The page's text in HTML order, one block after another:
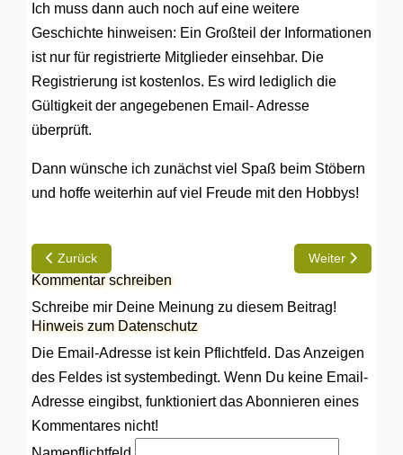
Ich muss dann auch noch auf eine weitere
Geschichte hinweisen: Ein Großteil der Informationen
ist nur für registrierte Mitglieder einsehbar. Die
Registrierung ist kostenlos. Es wird lediglich die
Gültigkeit der angegebenen Email- Adresse
überprüft.
Dann wünsche ich zunächst viel Spaß beim Stöbern
und hoffe weiterhin auf viel Freude mit den Hobbys!
Vorheriger Beitrag: Webseite mit neuem Design und
Zurück Nächster
Weiter
Kommentar schreiben
Schreibe mir Deine Meinung zu diesem Beitrag!
Hinweis zum Datenschutz
Die Email-Adresse ist kein Pflichtfeld. Das Anzeigen
des Feldes ist systembedingt. Wenn Du keine Email-
Adresse eingibst, funktioniert das Abonnieren eines
Kommentares nicht!